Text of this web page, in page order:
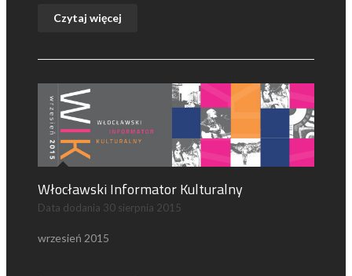
Czytaj więcej
Włocławski Informator Kulturalny
Data dodania 30 sierpnia 2015
wrzesień 2015